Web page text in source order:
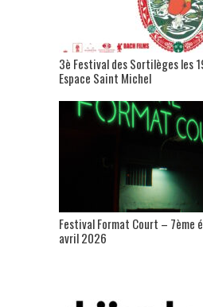
3è Festival des Sortilèges les
Espace Saint Michel
Festival Format Court – 7ème
avril 2026